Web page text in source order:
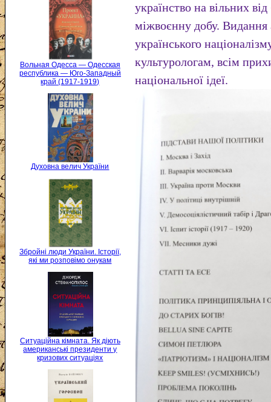
Вольная Одесса — Одесская
республика — Юго-Западный
край (1917-1919)
Духовна велич України
Збройні люди України. Історії,
які ми розповімо онукам
Ситуаційна кімната. Як діють
американські президенти у
кризових ситуаціях
українство на вільних
міжвоєнну добу. Видання
українського
культурологам, всім
національної ідеї.